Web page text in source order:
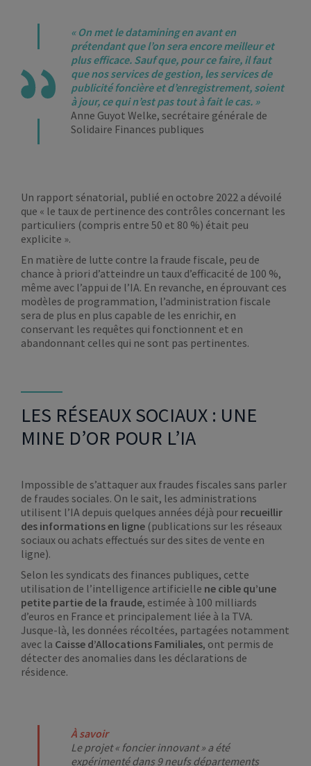
« On met le datamining en avant en
prétendant que l’on sera encore meilleur et
plus efficace. Sauf que, pour ce faire, il faut
que nos services de gestion, les services de
publicité foncière et d’enregistrement, soient
à jour, ce qui n’est pas tout à fait le cas. »
Anne Guyot Welke, secrétaire générale de
Solidaire Finances publiques
Un rapport sénatorial, publié en octobre 2022 a dévoilé
que « le taux de pertinence des contrôles concernant les
particuliers (compris entre 50 et 80 %) était peu
explicite ».
En matière de lutte contre la fraude fiscale, peu de
chance à priori d’atteindre un taux d’efficacité de 100 %,
même avec l’appui de l’IA. En revanche, en éprouvant ces
modèles de programmation, l’administration fiscale
sera de plus en plus capable de les enrichir, en
conservant les requêtes qui fonctionnent et en
abandonnant celles qui ne sont pas pertinentes.
LES RÉSEAUX SOCIAUX : UNE
MINE D’OR POUR L’IA
Impossible de s’attaquer aux fraudes fiscales sans parler
de fraudes sociales. On le sait, les administrations
utilisent l’IA depuis quelques années déjà pour recueillir
des informations en ligne (publications sur les réseaux
sociaux ou achats effectués sur des sites de vente en
ligne).
Selon les syndicats des finances publiques, cette
utilisation de l’intelligence artificielle ne cible qu’une
petite partie de la fraude, estimée à 100 milliards
d’euros en France et principalement liée à la TVA.
Jusque-là, les données récoltées, partagées notamment
avec la Caisse d’Allocations Familiales, ont permis de
détecter des anomalies dans les déclarations de
résidence.
À savoir
Le projet « foncier innovant » a été
expérimenté dans 9 neufs départements